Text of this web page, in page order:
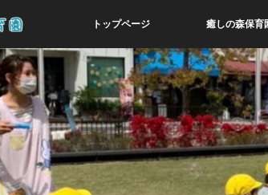
トップページ 癒しの森保育